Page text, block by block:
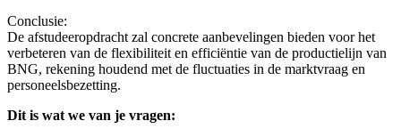
Conclusie:
De afstudeeropdracht zal concrete aanbevelingen bieden voor het
verbeteren van de flexibiliteit en efficiëntie van de productielijn van
BNG, rekening houdend met de fluctuaties in de marktvraag en
personeelsbezetting.
Dit is wat we van je vragen: